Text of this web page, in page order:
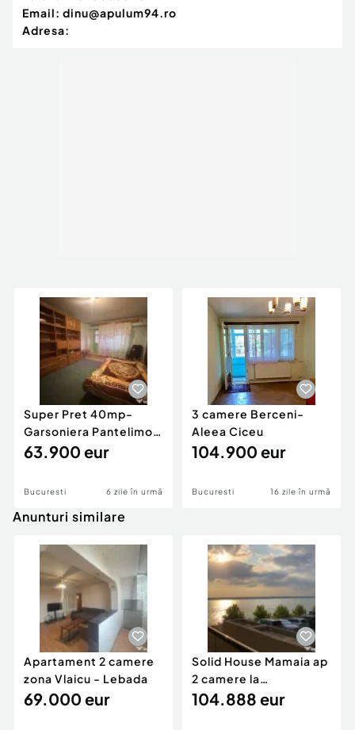
Email: dinu@apulum94.ro
Adresa:
Super Pret 40mp-
Garsoniera Pantelimon
-Aleea Cislau
63.900 eur
Bucuresti 6 zile în urmă
3 camere Berceni-
Aleea Ciceu
104.900 eur
Bucuresti 16 zile în urmă
Anunturi similare
Apartament 2 camere
zona Vlaicu - Lebada
69.000 eur
Solid House Mamaia ap
2 camere la
cheie,langa Mega
104.888 eur